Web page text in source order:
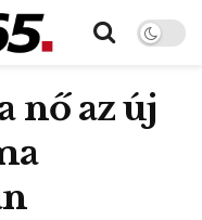
nő az új